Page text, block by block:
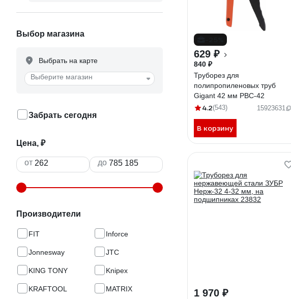
Выбор магазина
Выбрать на карте
Выберите магазин
Забрать сегодня
Цена, ₽
от до
Производители
FIT Inforce
Jonnesway JTC
KING TONY Knipex
KRAFTOOL MATRIX
629 ₽
840 ₽
Труборез для
полипропиленовых труб
Gigant 42 мм PBC-42
4.2(543) 15923631
В корзину
1 970 ₽